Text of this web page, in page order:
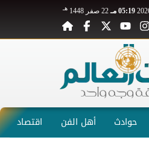
05:19 مـ 22 صفر 1448 هـ
حوادث أهل الفن اقتصاد